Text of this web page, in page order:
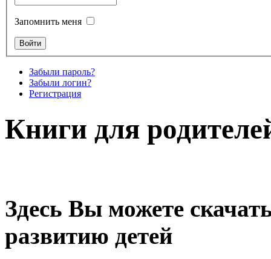
Запомнить меня
Забыли пароль?
Забыли логин?
Регистрация
Книги для
Здесь Вы можете
развитию детей